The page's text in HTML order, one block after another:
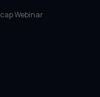
Webinar